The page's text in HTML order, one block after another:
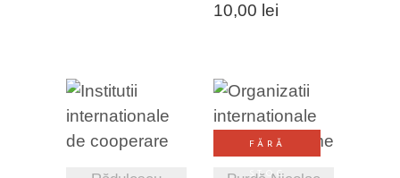
10,00 lei
FĂRĂ
STOC
VEZI
DETALII